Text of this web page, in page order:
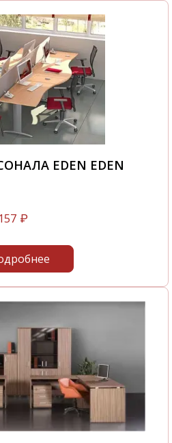
EDEN EDEN
₽